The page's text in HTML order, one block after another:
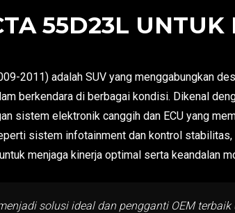
55D23L
2011) adalah SUV yang menggabungkan
berkendara di berbagai kondisi. Dikenal
sistem elektronik canggih dan ECU yang
sistem infotainment dan kontrol
menjaga kinerja optimal serta keandalan
solusi ideal dan pengganti OEM